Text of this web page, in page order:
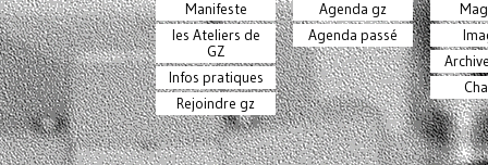
Manifeste
les Ateliers de
GZ
Infos pratiques
Rejoindre gz
Agenda gz
Agenda passé